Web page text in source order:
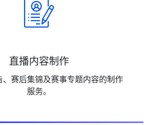
直播内容制作
、赛后集锦及赛事专题内容的制作
服务。